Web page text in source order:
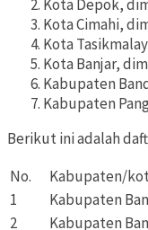
Kota Depok,
Kota Cimahi,
Kota
Kota Banjar,
Kabupaten
Kabupaten
Berikut ini adalah
No.
Kabupaten/
1
Kabupaten
2
Kabupaten